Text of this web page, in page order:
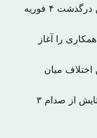
درگذشت
۴ فوریه
را آغاز
میان
از صدام ۳